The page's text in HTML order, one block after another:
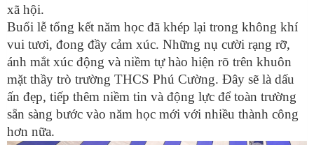
xã hội.
Buổi lễ tổng kết năm học đã khép lại trong không khí
vui tươi, đong đầy cảm xúc. Những nụ cười rạng rỡ,
ánh mắt xúc động và niềm tự hào hiện rõ trên khuôn
mặt thầy trò trường THCS Phú Cường. Đây sẽ là dấu
ấn đẹp, tiếp thêm niềm tin và động lực để toàn trường
sẵn sàng bước vào năm học mới với nhiều thành công
hơn nữa.